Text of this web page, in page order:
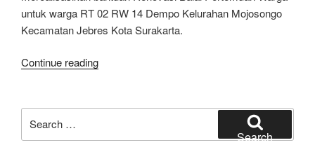
untuk warga RT 02 RW 14 Dempo Kelurahan Mojosongo
Kecamatan Jebres Kota Surakarta.
Continue reading“Renovasi
Warga
for:
Search